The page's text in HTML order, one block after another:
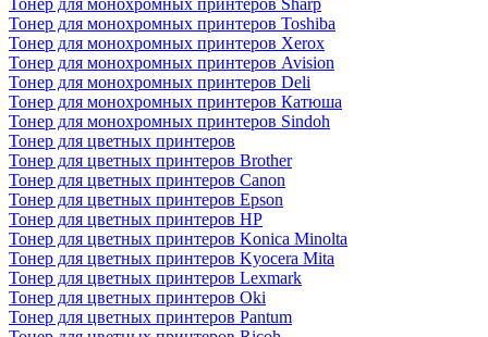
Тонер для монохромных принтеров Sharp
Тонер для монохромных принтеров Toshiba
Тонер для монохромных принтеров Xerox
Тонер для монохромных принтеров Avision
Тонер для монохромных принтеров Deli
Тонер для монохромных принтеров Катюша
Тонер для монохромных принтеров Sindoh
Тонер для цветных принтеров
Тонер для цветных принтеров Brother
Тонер для цветных принтеров Canon
Тонер для цветных принтеров Epson
Тонер для цветных принтеров HP
Тонер для цветных принтеров Konica Minolta
Тонер для цветных принтеров Kyocera Mita
Тонер для цветных принтеров Lexmark
Тонер для цветных принтеров Oki
Тонер для цветных принтеров Pantum